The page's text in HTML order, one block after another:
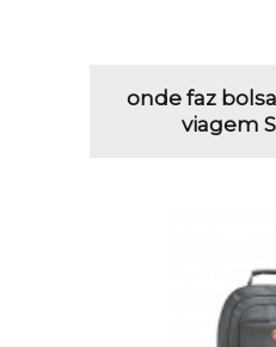
onde faz
viagem